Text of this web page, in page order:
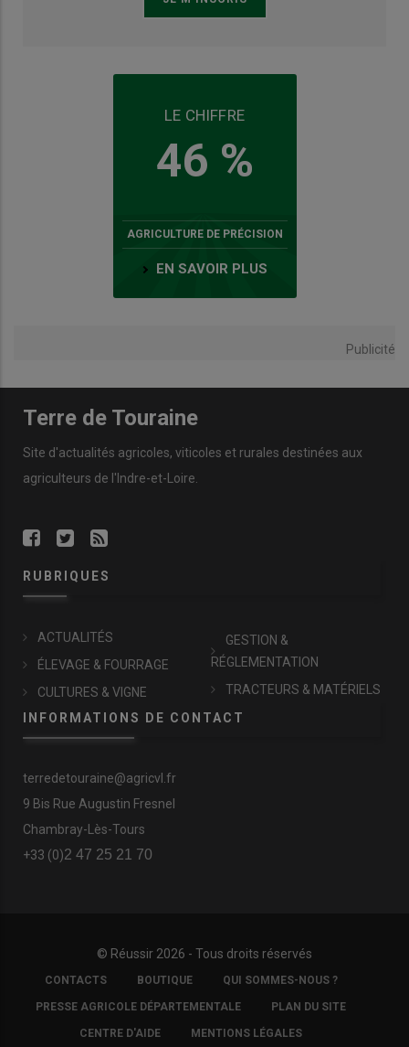
LE CHIFFRE
46 %
AGRICULTURE DE PRÉCISION
EN SAVOIR PLUS
Publicité
Terre de Touraine
Site d'actualités agricoles, viticoles et rurales destinées aux
agriculteurs de l'Indre-et-Loire.
RUBRIQUES
ACTUALITÉS
ÉLEVAGE & FOURRAGE
CULTURES & VIGNE
GESTION &
RÉGLEMENTATION
TRACTEURS & MATÉRIELS
INFORMATIONS DE CONTACT
terredetouraine@agricvl.fr
9 Bis Rue Augustin Fresnel
Chambray-Lès-Tours
+33 (0)2 47 25 21 70
© Réussir 2026 - Tous droits réservés
FOOTER
COPYRIGHT
CONTACTS BOUTIQUE QUI SOMMES-NOUS ?
PRESSE AGRICOLE DÉPARTEMENTALE PLAN DU SITE
CENTRE D'AIDE MENTIONS LÉGALES